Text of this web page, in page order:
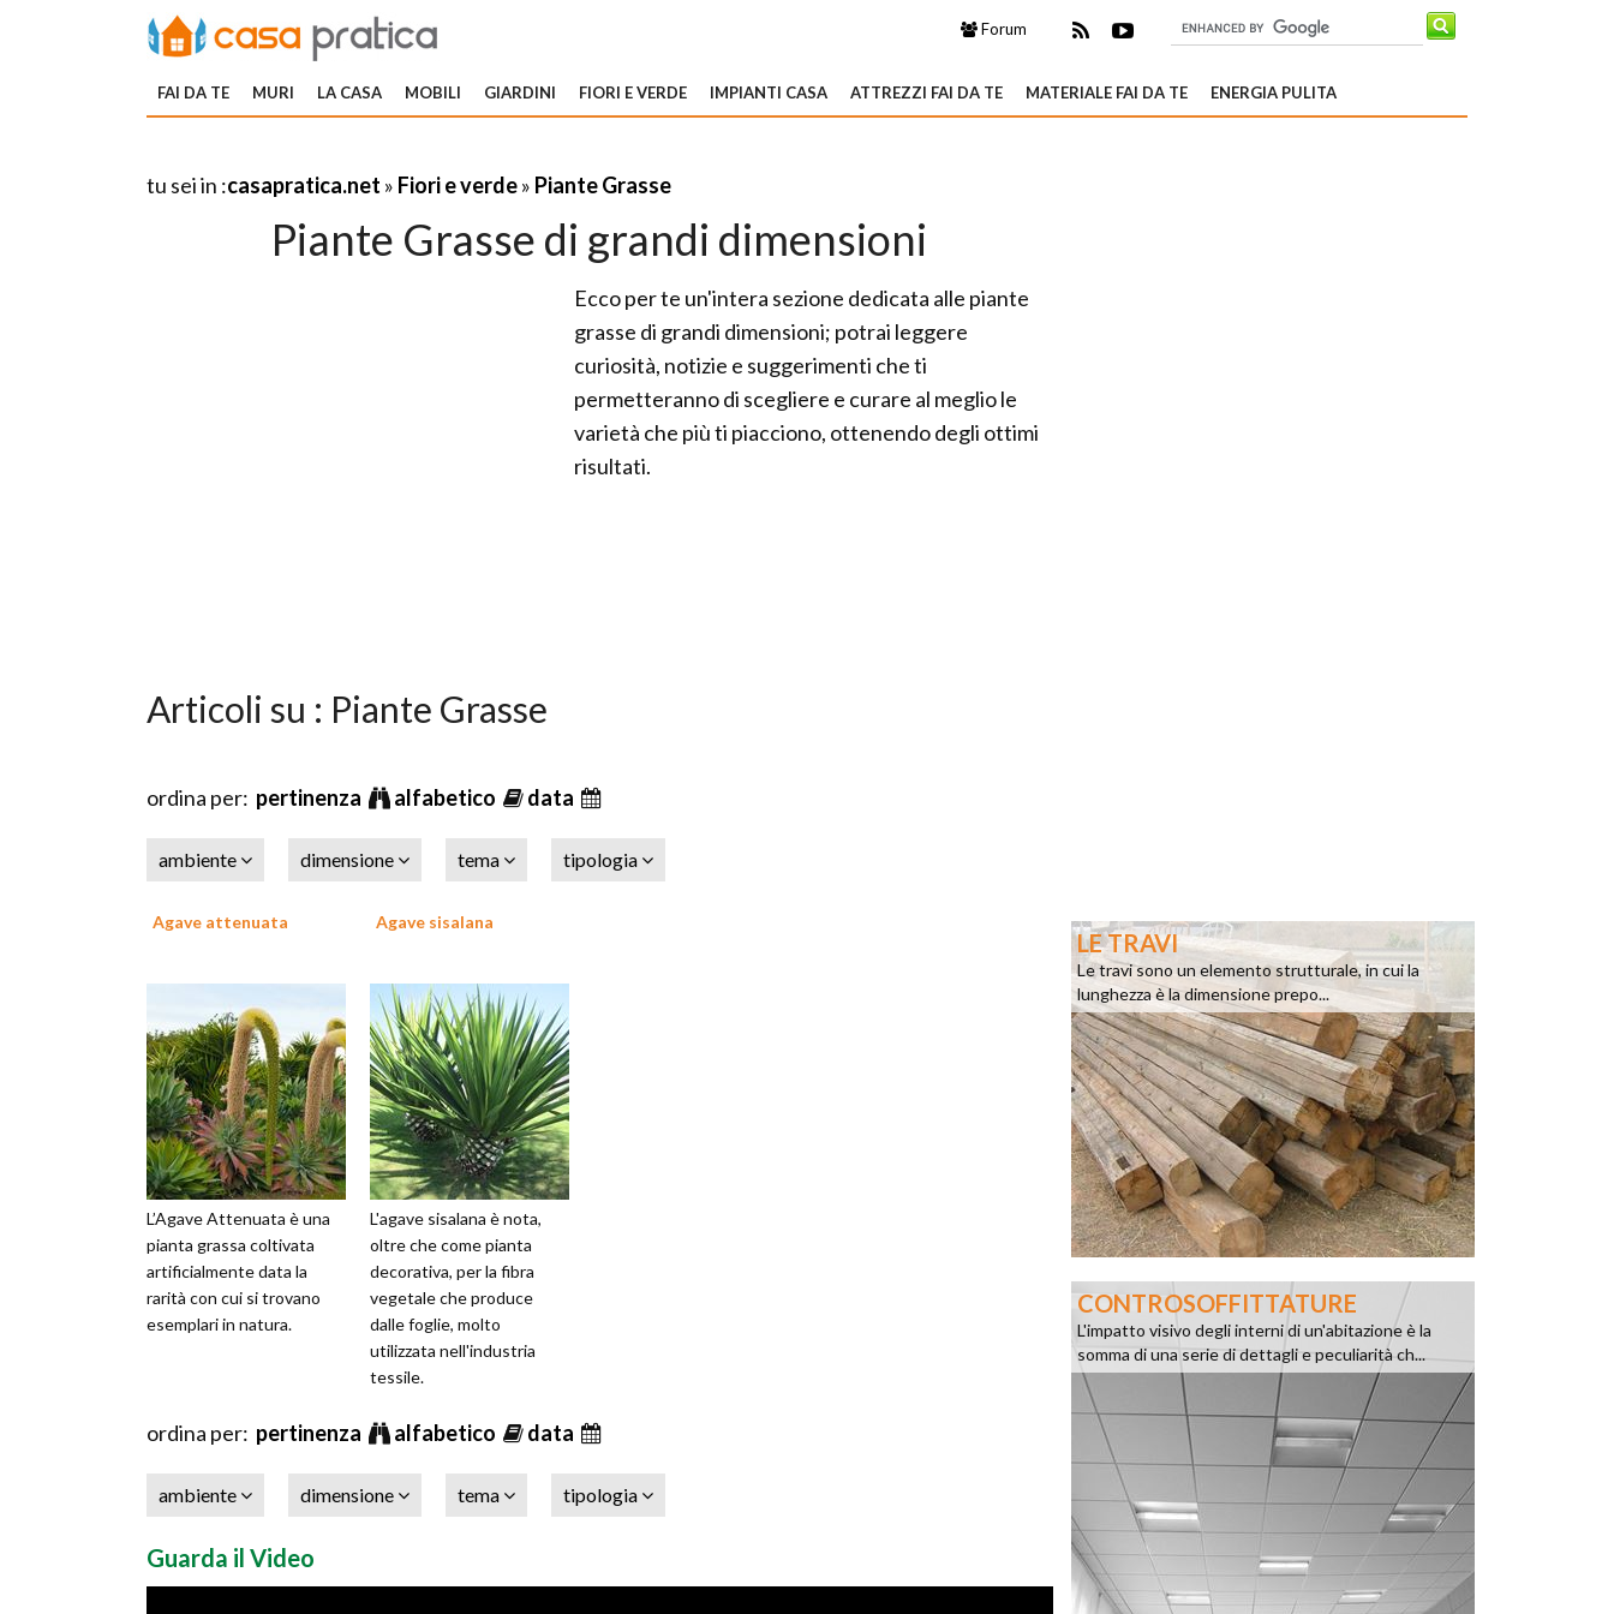
Forum
FAI DA TE MURI LA CASA MOBILI GIARDINI FIORI E VERDE IMPIANTI CASA ATTREZZI FAI DA TE MATERIALE FAI DA TE ENERGIA PULITA
tu sei in :casapratica.net » Fiori e verde» Piante Grasse
Piante Grasse di grandi dimensioni
Ecco per te un'intera sezione dedicata alle piante
grasse di grandi dimensioni; potrai leggere
curiosità, notizie e suggerimenti che ti
permetteranno di scegliere e curare al meglio le
varietà che più ti piacciono, ottenendo degli ottimi
risultati.
Articoli su : Piante Grasse
ordina per: pertinenza alfabetico data
ambiente dimensione tema tipologia
Agave attenuata
L’Agave Attenuata è una
pianta grassa coltivata
artificialmente data la
rarità con cui si trovano
esemplari in natura.
Agave sisalana
L'agave sisalana è nota,
oltre che come pianta
decorativa, per la fibra
vegetale che produce
dalle foglie, molto
utilizzata nell'industria
tessile.
ordina per: pertinenza alfabetico data
ambiente dimensione tema tipologia
Guarda il Video
LE TRAVI
Le travi sono un elemento strutturale, in cui la
lunghezza è la dimensione prepo...
CONTROSOFFITTATURE
L'impatto visivo degli interni di un'abitazione è la
somma di una serie di dettagli e peculiarità ch...